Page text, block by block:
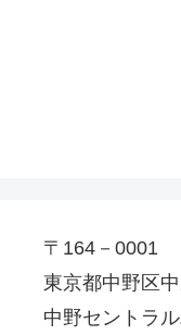
〒164－0001
東京都中野区
中野セントラ